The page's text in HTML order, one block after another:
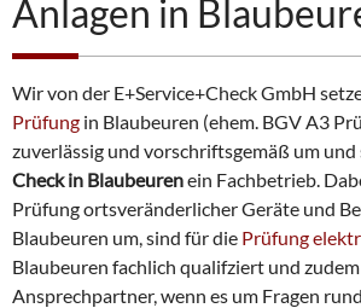
Anlagen in
Wir von der E+Service+Check GmbH
Prüfung in Blaubeuren (ehem. BGV A3
zuverlässig und vorschriftsgemäß um und
Check in Blaubeurenein Fachbetrieb.
Prüfung ortsveränderlicher Geräte und
Blaubeuren um, sind für die Prüfung
Blaubeuren fachlich qualifziert und
Ansprechpartner, wenn es um Fragen